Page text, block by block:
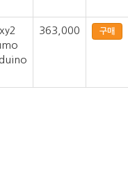
363,000 구매